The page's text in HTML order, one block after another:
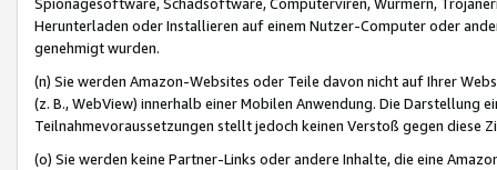
Herunterladen oder Installieren auf einem Nutzer-Computer oder
genehmigt wurden.
(n) Sie werden Amazon-Websites oder Teile davon nicht auf Ihrer
(z. B., WebView) innerhalb einer Mobilen Anwendung. Die Darstellung
Teilnahmevoraussetzungen stellt jedoch keinen Verstoß gegen diese
(o) Sie werden keine Partner-Links oder andere Inhalte, die eine